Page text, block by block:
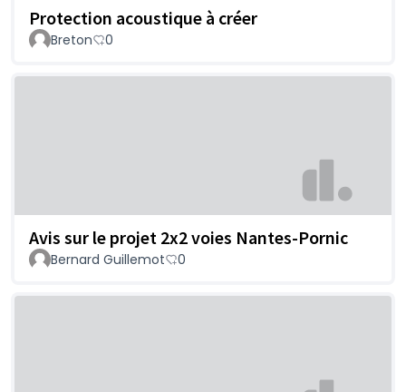
Protection acoustique à créer
Breton 0
Avis sur le projet 2x2 voies Nantes-Pornic
Bernard Guillemot 0